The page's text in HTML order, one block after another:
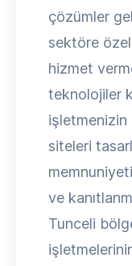
çözümler
sektöre
hizmet
teknolojiler
işletmenizin
siteleri
ve
Tunceli